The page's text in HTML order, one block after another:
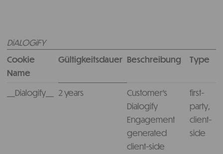
DiALOGiFY
Cookie
Name
Gültigkeitsdauer Beschreibung Type
__Dialogify__ 2 years
Customer's
Dialogify
Engagement
generated
client-side
first-
party,
client-
side